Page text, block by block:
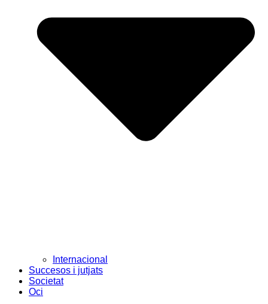
Internacional
Succesos i jutjats
Societat
Oci